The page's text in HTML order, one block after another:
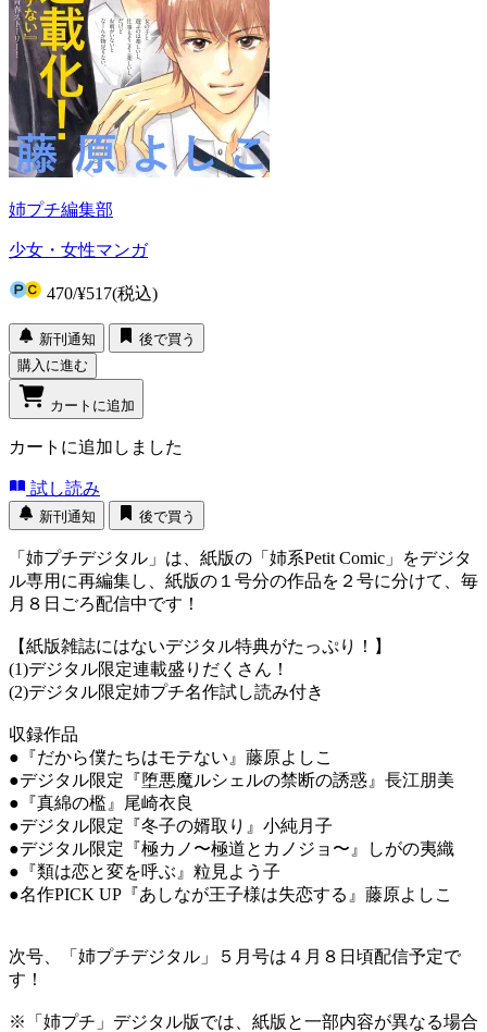
姉プチ編集部
少女・女性マンガ
470/¥517(税込)
新刊通知
後で買う
購入に進む
カートに追加
カートに追加しました
試し読み
新刊通知 後で買う
「姉プチデジタル」は、紙版の「姉系Petit Comic」をデジタ
ル専用に再編集し、紙版の１号分の作品を２号に分けて、毎
月８日ごろ配信中です！
【紙版雑誌にはないデジタル特典がたっぷり！】
(1)デジタル限定連載盛りだくさん！
(2)デジタル限定姉プチ名作試し読み付き
収録作品
●『だから僕たちはモテない』藤原よしこ
●デジタル限定『堕悪魔ルシェルの禁断の誘惑』長江朋美
●『真綿の檻』尾崎衣良
●デジタル限定『冬子の婿取り』小純月子
●デジタル限定『極カノ〜極道とカノジョ〜』しがの夷織
●『類は恋と変を呼ぶ』粒見よう子
●名作PICK UP『あしなが王子様は失恋する』藤原よしこ
次号、「姉プチデジタル」５月号は４月８日頃配信予定で
す！
※「姉プチ」デジタル版では、紙版と一部内容が異なる場合